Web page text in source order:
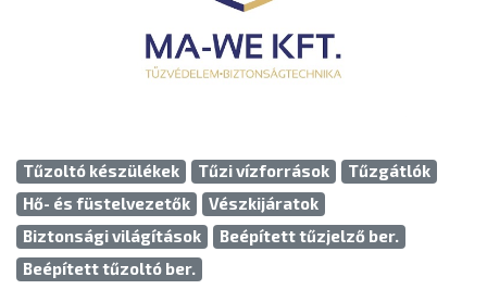
Tűzoltó készülékek Tűzi vízforrások
Tűzgátlók
Hő- és füstelvezetők
Vészkijáratok
Biztonsági világítások
Beépített tűzjelző ber.
Beépített tűzoltó ber.